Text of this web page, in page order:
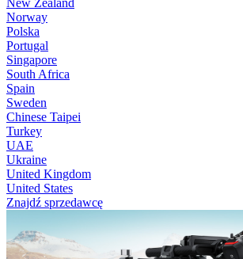
New Zealand
Norway
Polska
Portugal
Singapore
South Africa
Spain
Sweden
Chinese Taipei
Turkey
UAE
Ukraine
United Kingdom
United States
Znajdź sprzedawcę